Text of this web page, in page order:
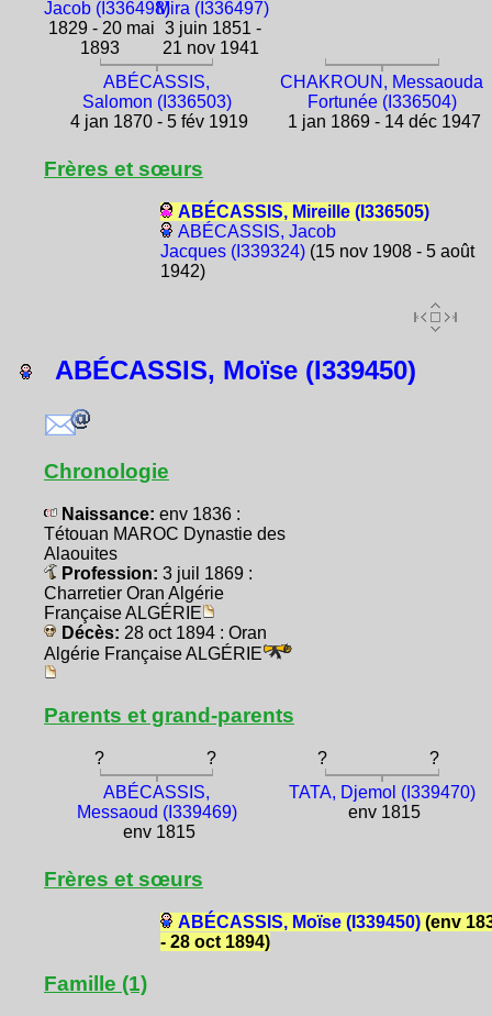
Jacob (I336498)
1829 - 20 mai
1893
Mira (I336497)
3 juin 1851 -
21 nov 1941
ABÉCASSIS,
Salomon (I336503)
4 jan 1870 - 5 fév 1919
CHAKROUN, Messaouda
Fortunée (I336504)
1 jan 1869 - 14 déc 1947
Frères et sœurs
ABÉCASSIS, Mireille (I336505)
ABÉCASSIS, Jacob
Jacques (I339324)(15 nov 1908 - 5 août
1942)
ABÉCASSIS, Moïse (I339450)
Chronologie
Naissance: env 1836 :
Tétouan MAROC Dynastie des
Alaouites
Profession: 3 juil 1869 :
Charretier Oran Algérie
Française ALGÉRIE
Décès: 28 oct 1894 : Oran
Algérie Française ALGÉRIE
Parents et grand-parents
? ? ?
?
ABÉCASSIS,
Messaoud (I339469)
env 1815
TATA, Djemol (I339470)
env 1815
Frères et sœurs
ABÉCASSIS, Moïse (I339450)(env
- 28 oct 1894)
Famille (1)